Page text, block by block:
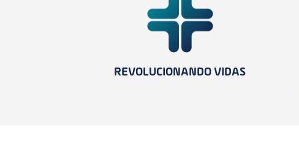
REVOLUCIONANDO VIDAS